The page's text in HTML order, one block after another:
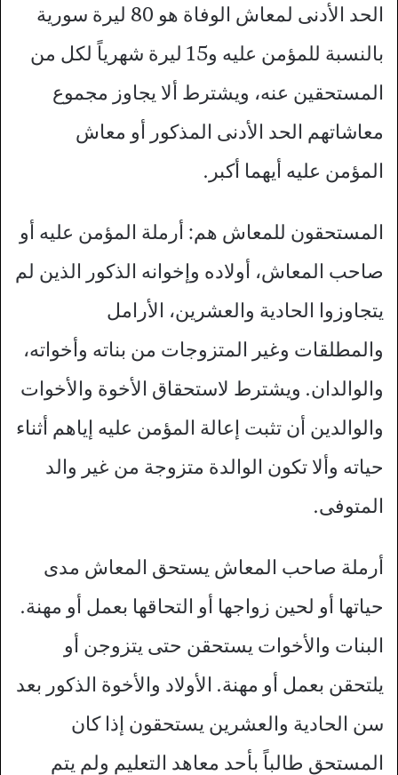
الحد الأدنى لمعاش الوفاة هو 80 ليرة سورية
بالنسبة للمؤمن عليه و15 ليرة شهرياً لكل من
المستحقين عنه، ويشترط ألا يجاوز مجموع
معاشاتهم الحد الأدنى المذكور أو معاش
المؤمن عليه أيهما أكبر.
المستحقون للمعاش هم: أرملة المؤمن عليه أو
صاحب المعاش، أولاده وإخوانه الذكور الذين لم
يتجاوزوا الحادية والعشرين، الأرامل
والمطلقات وغير المتزوجات من بناته وأخواته،
والوالدان. ويشترط لاستحقاق الأخوة والأخوات
والوالدين أن تثبت إعالة المؤمن عليه إياهم أثناء
حياته وألا تكون الوالدة متزوجة من غير والد
المتوفى.
أرملة صاحب المعاش يستحق المعاش مدى
حياتها أو لحين زواجها أو التحاقها بعمل أو مهنة.
البنات والأخوات يستحقن حتى يتزوجن أو
يلتحقن بعمل أو مهنة. الأولاد والأخوة الذكور بعد
سن الحادية والعشرين يستحقون إذا كان
المستحق طالباً بأحد معاهد التعليم ولم يتم